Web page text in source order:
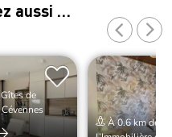
aussi …
de
À 0.6 km de